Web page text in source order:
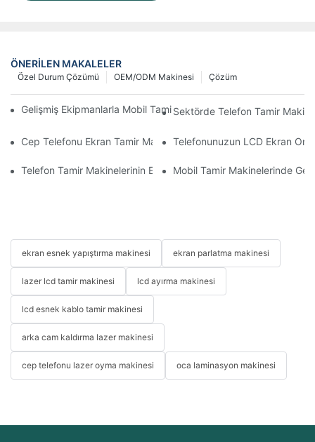
ÖNERILEN MAKALELER
Çözüm
OEM/ODM Makinesi
Özel Durum Çözümü
Gelişmiş Ekipmanlarla Mobil Tamir İş Akışınızı Nasıl
Sektörde Telefon Tamir
Cep Telefonu Ekran Tamir Makineniz İçin Doğru Aksesuarları
Telefonunuzun LCD Ekran
Telefon Tamir Makinelerinin Ekran ve Batarya Değişiminde
Mobil Tamir Makinelerinde
ekran esnek yapıştırma makinesi ekran parlatma makinesi
lazer lcd tamir makinesi lcd ayırma makinesi
lcd esnek kablo tamir makinesi
arka cam kaldırma lazer makinesi
cep telefonu lazer oyma makinesi oca laminasyon makinesi